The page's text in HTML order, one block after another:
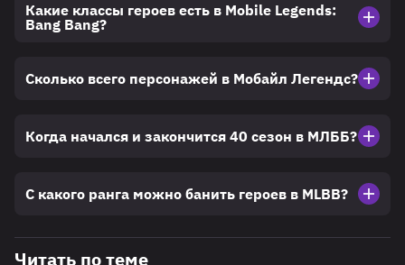
Какие классы героев есть в Mobile Legends:
Bang Bang?
Сколько всего персонажей в Мобайл Легендс?
Когда начался и закончится 40 сезон в МЛББ?
С какого ранга можно банить героев в MLBB?
Читать по теме